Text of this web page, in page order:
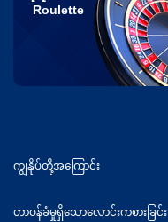
Roulette
ကျွနိုပ်တို့အကြောင်း
တာဝန်ခံမှုရှိသောလောင်းကစားခြင်း